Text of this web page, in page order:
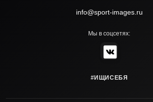
info@sport-images.ru
Мы в соцсетях:
#ИЩИСЕБЯ